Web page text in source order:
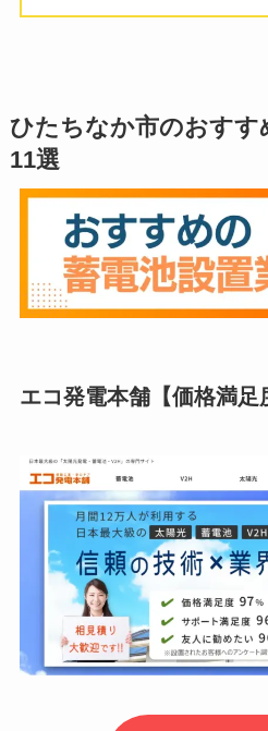
ひたちなか市のおすす
11選
エコ発電本舗【価格満足